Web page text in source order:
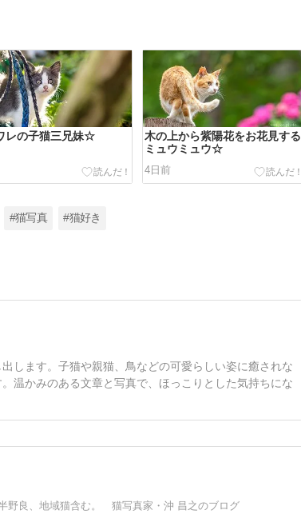
レの子猫三兄妹☆
木の上から紫陽花をお花見する
ミュウミュウ☆
4日前
#猫写真 #猫好き
します。子猫や親猫、鳥などの可愛らしい姿に癒されな
温かみのある文章と写真で、ほっこりとした気持ちにな
野良、地域猫含む。 猫写真家・沖 昌之のブログ